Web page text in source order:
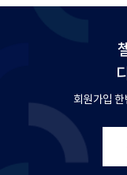
회원가입